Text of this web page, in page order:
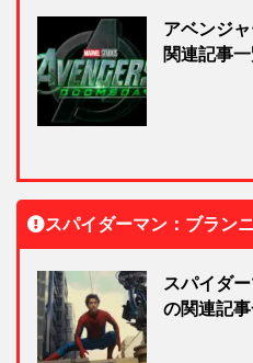
アベンジ
関連記事
スパイダーマン：ブラン
スパイダ
の関連記